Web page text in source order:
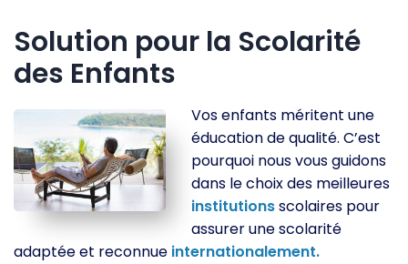
Solution pour la Scolarité
des Enfants
Vos enfants méritent une
éducation de qualité. C’est
pourquoi nous vous guidons
dans le choix des meilleures
institutionsscolaires pour
assurer une scolarité
adaptée et reconnue internationalement.